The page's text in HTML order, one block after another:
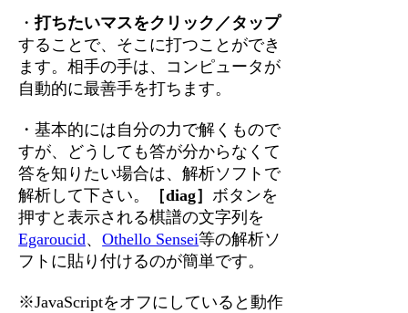
・打ちたいマスをクリック／タップ
することで、そこに打つことができ
ます。相手の手は、コンピュータが
自動的に最善手を打ちます。
・基本的には自分の力で解くもので
すが、どうしても答が分からなくて
答を知りたい場合は、解析ソフトで
解析して下さい。
［diag］ ボタンを
押すと表示される棋譜の文字列を
Egaroucid、Othello Sensei等の解析ソ
フトに貼り付けるのが簡単です。
※JavaScriptをオフにしていると動作